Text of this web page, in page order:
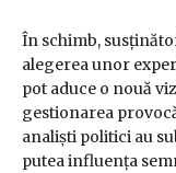
În schimb,
alegerea unor
pot aduce o nouă
gestionarea
analiști politici au
putea influența